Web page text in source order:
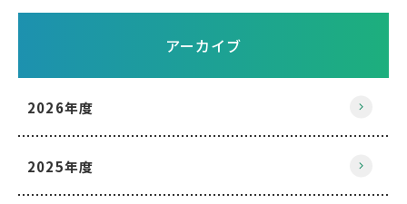
アーカイブ
2026年度
2025年度